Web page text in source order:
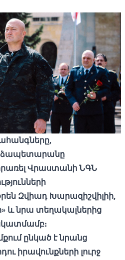
Վրաստանի ՆԳՆ
Զվիադ Խարազիշվիլիի,
և նրա տեղակալներից
ընկած է նրանց
իրավունքների լուրջ